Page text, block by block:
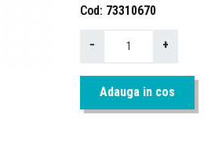
Cod 73310670
− +
Adauga in cos